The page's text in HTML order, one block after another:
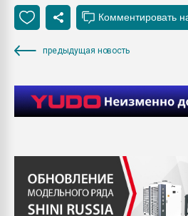
предыдущая новость